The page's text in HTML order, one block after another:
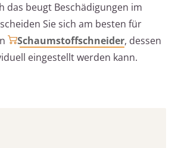
das beugt Beschädigungen im
Sie sich am besten für
Schaumstoffschneider, dessen
eingestellt werden kann.